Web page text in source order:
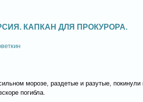
КАПКАН ДЛЯ ПРОКУРОРА.
морозе, раздетые и разутые, покинули
погибла.